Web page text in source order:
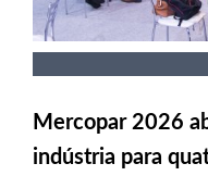
Mercopar 2026
indústria para